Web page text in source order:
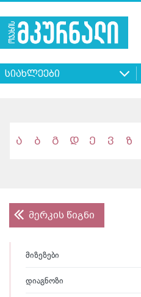
შესახებ
სიახლეები
ა ბ გ დ ე ვ ზ
მერკის წიგნი
მიზეზები
დიაგნოზი